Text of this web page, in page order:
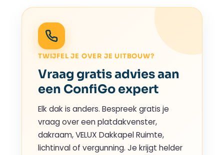
TWIJFEL JE OVER JE UITBOUW?
Vraag gratis advies aan
een ConfiGo expert
Elk dak is anders. Bespreek gratis je
vraag over een platdakvenster,
dakraam, VELUX Dakkapel Ruimte,
lichtinval of vergunning. Je krijgt helder